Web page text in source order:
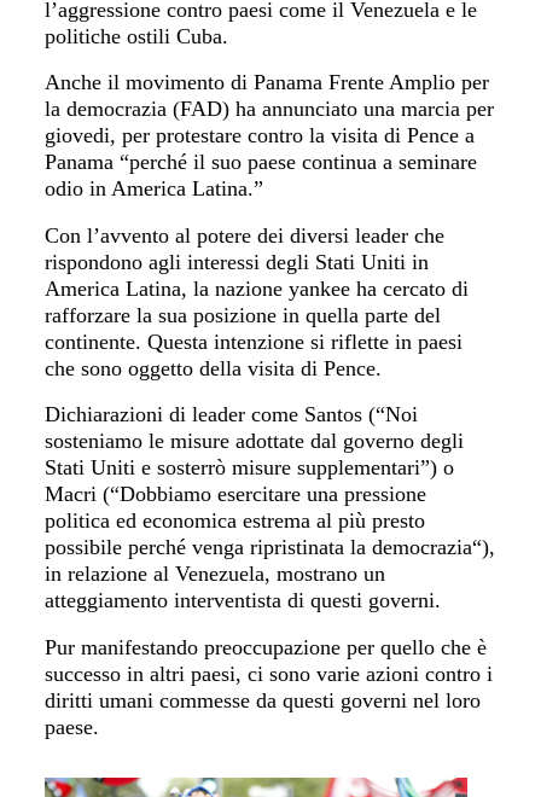
l’aggressionecontro paesi come il Venezuela e le
politiche ostili Cuba.
Anche il movimento di Panama Frente Amplio per
la democrazia (FAD) ha annunciato una marciaper
giovedi,perprotestare contro la visitadiPence a
Panama “perché il suo paese continua a seminare
odio in America Latina.”
Con l’avvento al potere dei diversi leader che
rispondono agli interessi degli Stati Uniti in
America Latina, la nazioneyankeeha cercato di
rafforzare la sua posizione in quella parte del
continente. Questa intenzione si riflette in paesi
che sono oggetto della visitadi Pence.
Dichiarazioni di leader come Santos (“Noi
sosteniamo le misure adottate dal governo degli
Stati Uniti e sosterrò misure supplementari”) o
Macri (“Dobbiamo esercitareuna pressione
politica ed economica estrema al più presto
possibileperché venga ripristinata la democrazia“),
in relazione al Venezuela, mostrano un
atteggiamentointerventista di questi governi.
Pur manifestando preoccupazione per quello che è
successo in altri paesi,cisono varie azioni contro i
diritti umani commesse da questi governi nel loro
paese.